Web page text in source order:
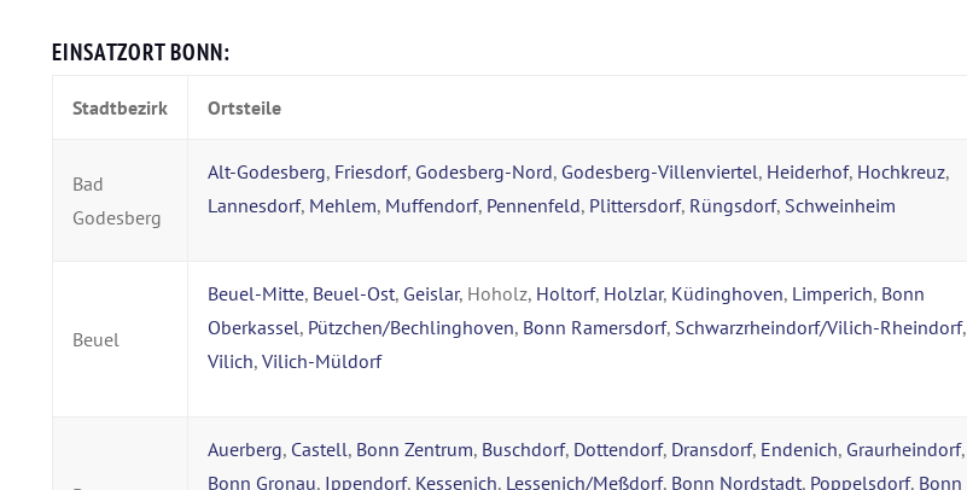
EINSATZORT BONN:
Stadtbezirk Ortsteile
Bad
Godesberg
Alt-Godesberg, Friesdorf, Godesberg-Nord, Godesberg-Villenviertel, Heiderhof, Hochkreuz,
Lannesdorf, Mehlem, Muffendorf, Pennenfeld, Plittersdorf, Rüngsdorf, Schweinheim
Beuel
Beuel-Mitte, Beuel-Ost, Geislar, Hoholz, Holtorf, Holzlar, Küdinghoven, Limperich, Bonn
Oberkassel, Pützchen/Bechlinghoven, Bonn Ramersdorf, Schwarzrheindorf/Vilich-Rheindorf,
Vilich, Vilich-Müldorf
Auerberg, Castell, Bonn Zentrum, Buschdorf, Dottendorf, Dransdorf, Endenich, Graurheindorf,
Bonn Gronau, Ippendorf, Kessenich, Lessenich/Meßdorf, Bonn Nordstadt, Poppelsdorf, Bonn